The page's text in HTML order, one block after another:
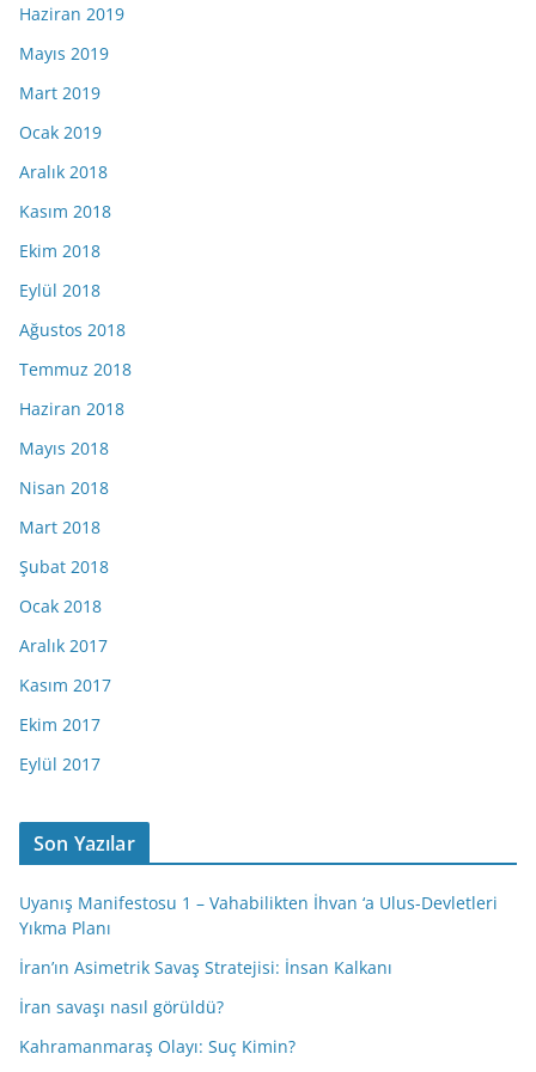
Haziran 2019
Mayıs 2019
Mart 2019
Ocak 2019
Aralık 2018
Kasım 2018
Ekim 2018
Eylül 2018
Ağustos 2018
Temmuz 2018
Haziran 2018
Mayıs 2018
Nisan 2018
Mart 2018
Şubat 2018
Ocak 2018
Aralık 2017
Kasım 2017
Ekim 2017
Eylül 2017
Son Yazılar
Uyanış Manifestosu 1 – Vahabilikten İhvan ‘a Ulus-Devletleri
Yıkma Planı
İran’ın Asimetrik Savaş Stratejisi: İnsan Kalkanı
İran savaşı nasıl görüldü?
Kahramanmaraş Olayı: Suç Kimin?